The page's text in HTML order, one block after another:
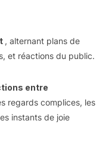
, alternant plans de
et réactions du public.
entre
regards complices, les
instants de joie